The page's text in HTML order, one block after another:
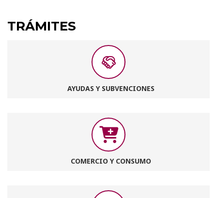
TRÁMITES
AYUDAS Y SUBVENCIONES
COMERCIO Y CONSUMO